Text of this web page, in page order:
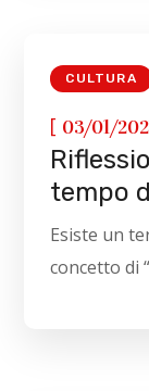
CULTURA
[ 03/01/
tempo
Esiste un
concetto di